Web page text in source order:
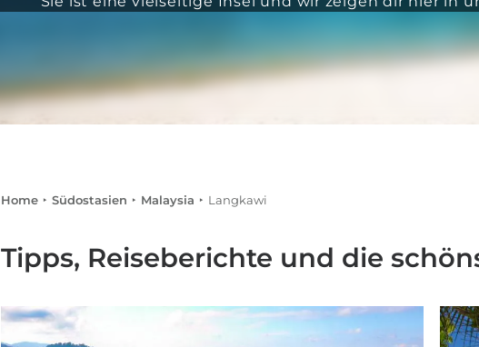
Home Südostasien Malaysia Langkawi
Tipps, Reiseberichte und die